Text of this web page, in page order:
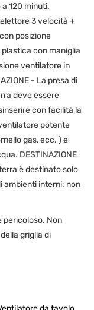
120 minuti.
3 velocità +
posizione
plastica con maniglia
ventilatore in
- La presa di
deve essere
con facilità la
potente
gas, ecc. ) e
DESTINAZIONE
è destinato solo
ambienti interni: non
pericoloso. Non
griglia di